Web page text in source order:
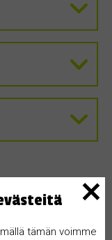
tämän voimme